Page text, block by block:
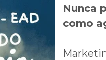
Nunca
como